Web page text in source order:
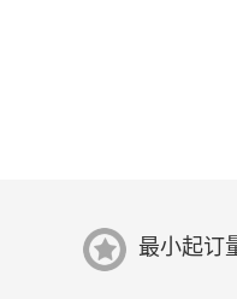
最小起订